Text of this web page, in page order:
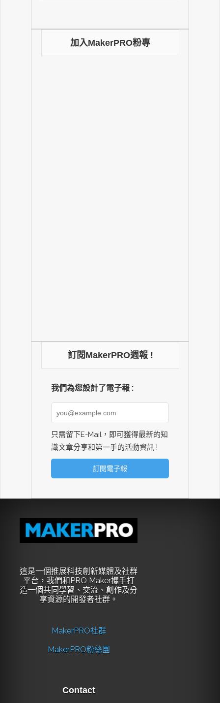
加入MakerPRO粉專
訂閱MakerPRO週報 !
我們為您設計了電子報 :
只需留下E-Mail，即可獲得最新的知
識文章分享和第一手的活動資訊 !
這是一個推展科技創新媒體及社群
平台，我們和PRO Maker攜手打
造一個共同學習、交流、創作及分
享資源的開發者社群。
MakerPRO社群
MakerPRO粉絲團
Contact